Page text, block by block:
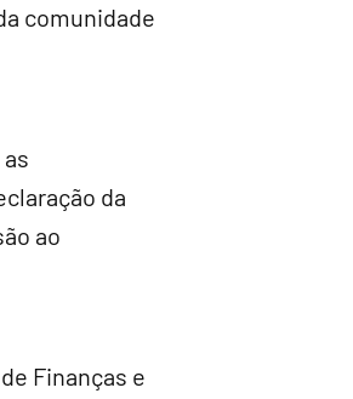
comunidade
da
ao
Finanças e